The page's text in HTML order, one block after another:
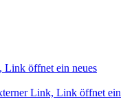
Link öffnet ein neues
Link, Link öffnet ein